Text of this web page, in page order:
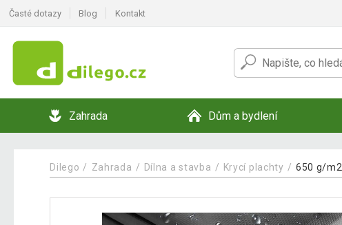
Časté dotazy Blog Kontakt
Zahrada Dům a bydlení
Dilego Zahrada Dílna a stavba Krycí plachty 650 g/m2